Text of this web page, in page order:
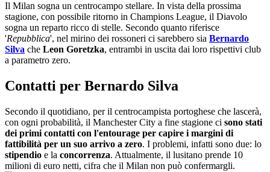
Il Milan sogna un centrocampo stellare. In vista della prossima
stagione, con possibile ritorno in Champions League, il Diavolo
sogna un reparto ricco di stelle. Secondo quanto riferisce
'Repubblica', nel mirino dei rossoneri ci sarebbero sia Bernardo
Silva che Leon Goretzka, entrambi in uscita dai loro rispettivi club
a parametro zero.
Contatti per Bernardo Silva
Secondo il quotidiano, per il centrocampista portoghese che lascerà,
con ogni probabilità, il Manchester City a fine stagione ci sono stati
dei primi contatti con l'entourage per capire i margini di
fattibilità per un suo arrivo a zero. I problemi, infatti sono due: lo
stipendio e la concorrenza. Attualmente, il lusitano prende 10
milioni di euro netti, cifra che il Milan non può confermargli.